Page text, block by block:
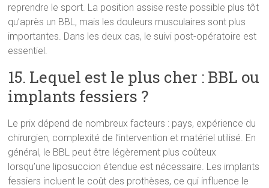
reprendre le sport. La position assise reste possible plus tôt
qu’après un BBL, mais les douleurs musculaires sont plus
importantes. Dans les deux cas, le suivi post-opératoire est
essentiel.
15. Lequel est le plus cher : BBL ou
implants fessiers ?
Le prix dépend de nombreux facteurs : pays, expérience du
chirurgien, complexité de l’intervention et matériel utilisé. En
général, le BBL peut être légèrement plus coûteux
lorsqu’une liposuccion étendue est nécessaire. Les implants
fessiers incluent le coût des prothèses, ce qui influence le